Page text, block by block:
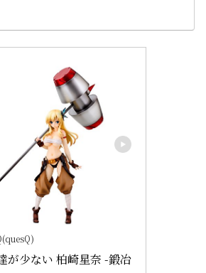
が少ない 柏崎星奈 -鍛冶